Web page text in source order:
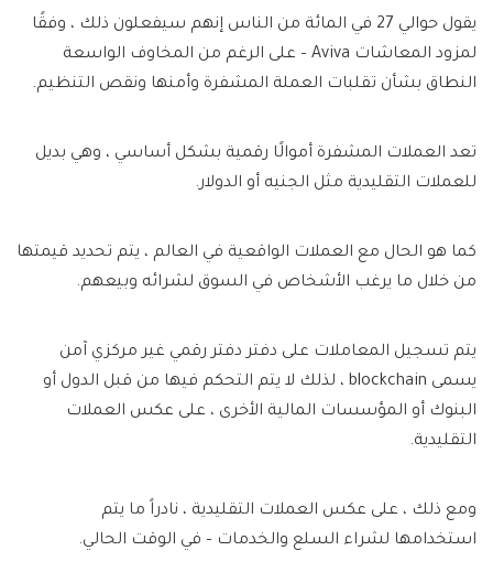
يقول حوالي 27 في المائة من الناس إنهم سيفعلون ذلك ، وفقًا
لمزود المعاشات Aviva – على الرغم من المخاوف الواسعة
النطاق بشأن تقلبات العملة المشفرة وأمنها ونقص التنظيم.
تعد العملات المشفرة أموالًا رقمية بشكل أساسي ، وهي بديل
للعملات التقليدية مثل الجنيه أو الدولار.
كما هو الحال مع العملات الواقعية في العالم ، يتم تحديد قيمتها
من خلال ما يرغب الأشخاص في السوق لشرائه وبيعهم.
يتم تسجيل المعاملات على دفتر دفتر رقمي غير مركزي آمن
يسمى blockchain ، لذلك لا يتم التحكم فيها من قبل الدول أو
البنوك أو المؤسسات المالية الأخرى ، على عكس العملات
التقليدية.
ومع ذلك ، على عكس العملات التقليدية ، نادراً ما يتم
استخدامها لشراء السلع والخدمات – في الوقت الحالي.